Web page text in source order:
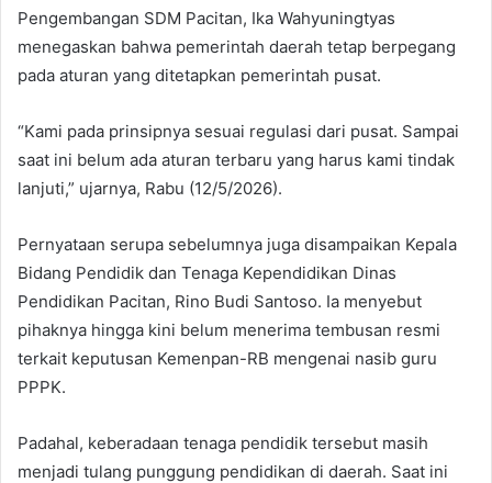
Pengembangan SDM Pacitan, Ika Wahyuningtyas
menegaskan bahwa pemerintah daerah tetap berpegang
pada aturan yang ditetapkan pemerintah pusat.
“Kami pada prinsipnya sesuai regulasi dari pusat. Sampai
saat ini belum ada aturan terbaru yang harus kami tindak
lanjuti,” ujarnya, Rabu (12/5/2026).
Pernyataan serupa sebelumnya juga disampaikan Kepala
Bidang Pendidik dan Tenaga Kependidikan Dinas
Pendidikan Pacitan, Rino Budi Santoso. Ia menyebut
pihaknya hingga kini belum menerima tembusan resmi
terkait keputusan Kemenpan-RB mengenai nasib guru
PPPK.
Padahal, keberadaan tenaga pendidik tersebut masih
menjadi tulang punggung pendidikan di daerah. Saat ini